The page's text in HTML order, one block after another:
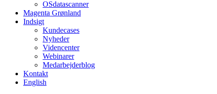
OSdatascanner
Magenta Grønland
Indsigt
Kundecases
Nyheder
Videncenter
Webinarer
Medarbejderblog
Kontakt
English